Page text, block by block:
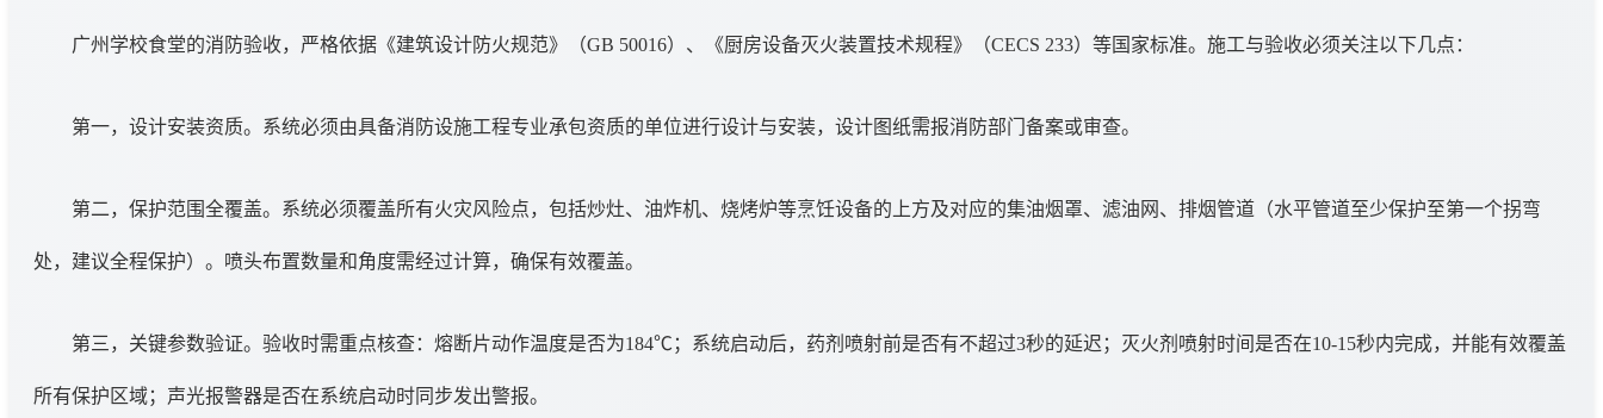
广州学校食堂的消防验收，严格依据《建筑设计防火规范》（GB 50016）、《厨房设备灭火装置技术规程》（CECS 233）等国家标准。施工与验收必须关注以下几点：
第一，设计安装资质。系统必须由具备消防设施工程专业承包资质的单位进行设计与安装，设计图纸需报消防部门备案或审查。
第二，保护范围全覆盖。系统必须覆盖所有火灾风险点，包括炒灶、油炸机、烧烤炉等烹饪设备的上方及对应的集油烟罩、滤油网、排烟管道（水平管道至少保护至第一个拐弯
处，建议全程保护）。喷头布置数量和角度需经过计算，确保有效覆盖。
第三，关键参数验证。验收时需重点核查：熔断片动作温度是否为184℃；系统启动后，药剂喷射前是否有不超过3秒的延迟；灭火剂喷射时间是否在10-15秒内完成，并能有效覆盖
所有保护区域；声光报警器是否在系统启动时同步发出警报。